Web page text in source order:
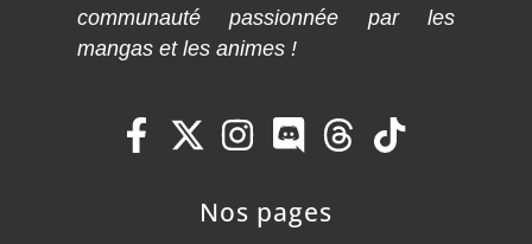
communauté passionnée par les
mangas et les animes !
Nos pages